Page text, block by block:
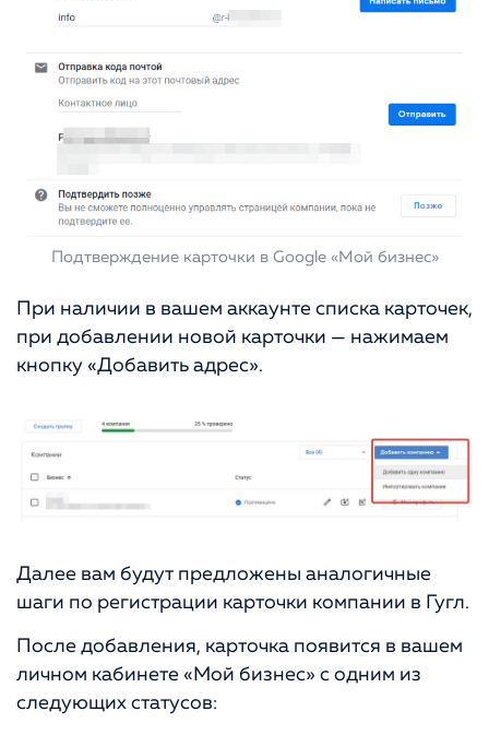
Подтверждение карточки в Google «Мой бизнес»
При наличии в вашем аккаунте списка карточек,
при добавлении новой карточки — нажимаем
кнопку «Добавить адрес».
Далее вам будут предложены аналогичные
шаги по регистрации карточки компании в Гугл.
После добавления, карточка появится в вашем
личном кабинете «Мой бизнес» с одним из
следующих статусов: